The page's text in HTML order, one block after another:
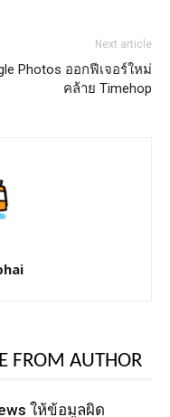
Next article
Photos ออกฟีเจอร์ใหม่
คล้าย Timehop
FROM AUTHOR
ให้ข้อมูลผิด